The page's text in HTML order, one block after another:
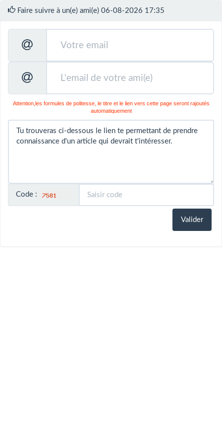
Faire suivre à un(e) ami(e) 06-08-2026 17:35
Attention,les formules de politesse, le titre et le lien vers cette page seront rajoutés
automatiquement
Code :